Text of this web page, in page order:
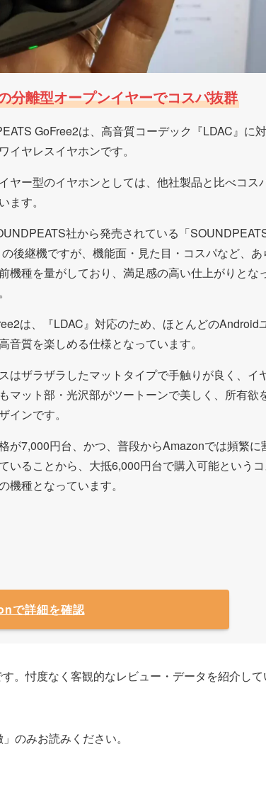
分離型オープンイヤーでコスパ抜群
GoFree2は、高音質コーデック『LDAC』に
イヤレスイヤホンです。
ヤー型のイヤホンとしては、他社製品と比べコス
ます。
社から発売されている「
後継機ですが、機能面・見た目・コスパなど、あ
機種を量がしており、満足感の高い仕上がりとな
は、『LDAC』対応のため、ほとんどのAndroid
音質を楽しめる仕様となっています。
はザラザラしたマットタイプで手触りが良く、イ
マット部・光沢部がツートーンで美しく、所有欲
インです。
が7,000円台、かつ、普段からAmazonでは頻繁に
いることから、大抵6,000円台で購入可能という
機種となっています。
で詳細を確認
。忖度なく客観的なレビュー・データを紹介して
のみお読みください。